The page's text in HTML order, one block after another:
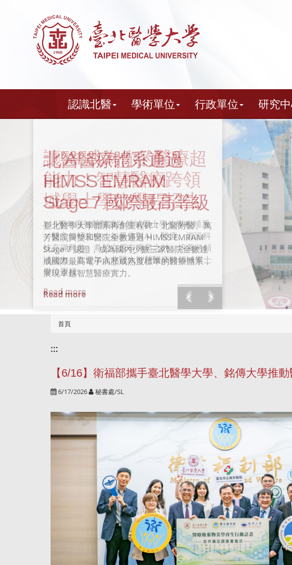
認識北醫 學術單位 行政單位 研究
北醫醫療體系通過
HIMSS EMRAM
Stage 7 國際最高等級
認證
臺北醫學大學體系再創里程碑！北醫附醫、萬
芳醫院與雙和醫院全數通過 HIMSS EMRAM
Stage 7 認證，成為國內少數三家醫院全數達
成國際最高電子病歷成熟度標準的醫療體系，
展現卓越智慧醫療實力。
Read more
首頁
:::
【6/16】衛福部攜手臺北醫學大學、銘傳大學推
6/17/2026 秘書處/SL